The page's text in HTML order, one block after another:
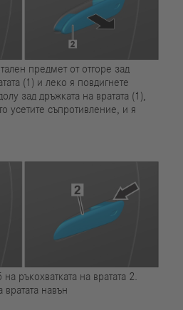
предмет от отгоре зад
(1) и леко я повдигнете
зад дръжката на вратата (1),
усетите съпротивление, и я
ръкохватката на вратата 2.
вратата навън